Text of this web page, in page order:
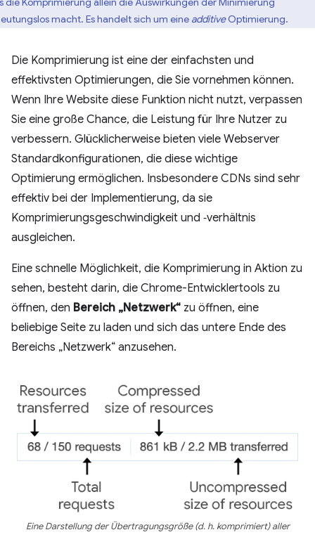
macht. Es handelt sich um eine additiveOptimierung.
Die Komprimierung ist eine der einfachsten und
effektivsten Optimierungen, die Sie vornehmen können.
Wenn Ihre Website diese Funktion nicht nutzt, verpassen
Sie eine große Chance, die Leistung für Ihre Nutzer zu
verbessern. Glücklicherweise bieten viele Webserver
Standardkonfigurationen, die diese wichtige
Optimierung ermöglichen. Insbesondere CDNs sind sehr
effektiv bei der Implementierung, da sie
Komprimierungsgeschwindigkeit und ‑verhältnis
ausgleichen.
Eine schnelle Möglichkeit, die Komprimierung in Aktion zu
sehen, besteht darin, die Chrome-Entwicklertools zu
öffnen, den Bereich „Netzwerk“ zu öffnen, eine
beliebige Seite zu laden und sich das untere Ende des
Bereichs „Netzwerk“ anzusehen.
Eine Darstellung derÜbertragungsgröße(d. h. komprimiert) aller